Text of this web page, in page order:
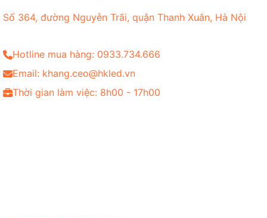
Số 364, đường Nguyễn Trãi, quận Thanh Xuân, Hà Nội
Hotline mua hàng: 0933.734.666
Email: khang.ceo@hkled.vn
Thời gian làm việc: 8h00 - 17h00